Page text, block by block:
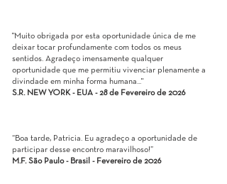
"Muito obrigada por esta oportunidade única de me
deixar tocar profundamente com todos os meus
sentidos. Agradeço imensamente qualquer
oportunidade que me permitiu vivenciar plenamente a
divindade em minha forma humana..."
S.R. NEW YORK - EUA - 28 de Fevereiro de 2026
“Boa tarde, Patricia. Eu agradeço a oportunidade de
participar desse encontro maravilhoso!”
M.F. São Paulo - Brasil - Fevereiro de 2026